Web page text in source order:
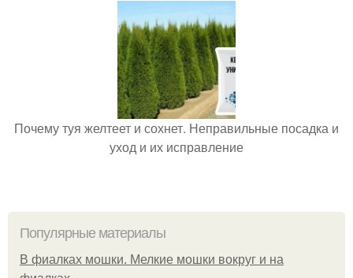
Почему туя желтеет и сохнет. Неправильные посадка и
уход и их исправление
Популярные материалы
В фиалках мошки. Мелкие мошки вокруг и на